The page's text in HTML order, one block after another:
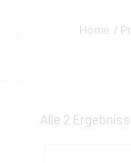
Home /
Alle 2